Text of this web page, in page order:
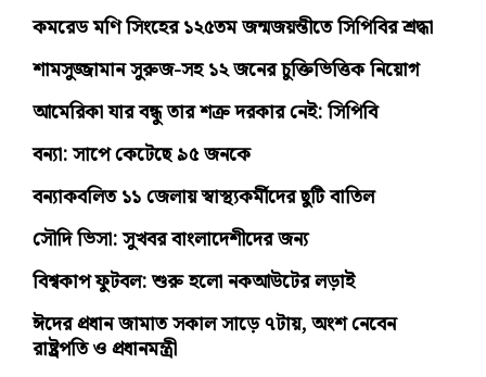
কমরেড মণি সিংহের ১২৫তম জন্মজয়ন্তীতে সিপিবির শ্রদ্ধা
শামসুজ্জামান সুরুজ-সহ ১২ জনের চুক্তিভিত্তিক নিয়োগ
আমেরিকা যার বন্ধু তার শত্রু দরকার নেই: সিপিবি
বন্যা: সাপে কেটেছে ৯৫ জনকে
বন্যাকবলিত ১১ জেলায় স্বাস্থ্যকর্মীদের ছুটি বাতিল
সৌদি ভিসা: সুখবর বাংলাদেশীদের জন্য
বিশ্বকাপ ফুটবল: শুরু হলো নকআউটের লড়াই
ঈদের প্রধান জামাত সকাল সাড়ে ৭টায়, অংশ নেবেন
রাষ্ট্রপতি ও প্রধানমন্ত্রী